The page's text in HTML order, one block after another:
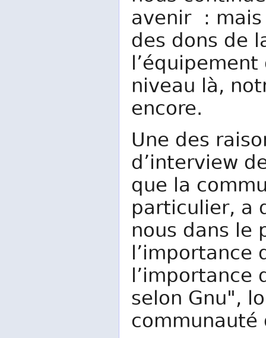
avenir : mais
des dons de
niveau là,
encore.
Une des
d’interview
que la
particulier, a
nous dans le
l’importance
l’importance
selon Gnu",